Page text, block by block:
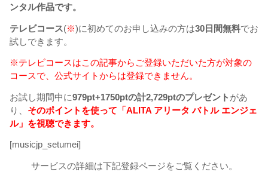
ンタル作品です。
テレビコース(※)に初めてのお申し込みの方は30日間無料でお
試しできます。
※テレビコースはこの記事からご登録いただいた方が対象の
コースで、公式サイトからは登録できません。
お試し期間中に979pt+1750ptの計2,729ptのプレゼント があ
り、 そのポイントを使って「ALITA アリータ バトル エンジェ
ル」を視聴できます。
[musicjp_setumei]
サービスの詳細は下記登録ページをご覧ください。